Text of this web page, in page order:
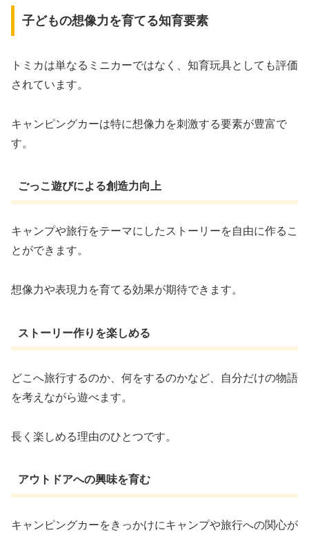
子どもの想像力を育てる知育要素
トミカは単なるミニカーではなく、知育玩具としても評価
されています。
キャンピングカーは特に想像力を刺激する要素が豊富で
す。
ごっこ遊びによる創造力向上
キャンプや旅行をテーマにしたストーリーを自由に作るこ
とができます。
想像力や表現力を育てる効果が期待できます。
ストーリー作りを楽しめる
どこへ旅行するのか、何をするのかなど、自分だけの物語
を考えながら遊べます。
長く楽しめる理由のひとつです。
アウトドアへの興味を育む
キャンピングカーをきっかけにキャンプや旅行への関心が